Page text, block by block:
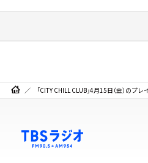
「CITY CHILL CLUB」4月15日（金）のプレ